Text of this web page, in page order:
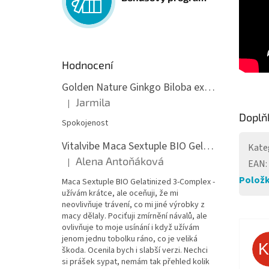
Hodnocení
Golden Nature Ginkgo Biloba extrakt 50:1 60mg, 100 kapslí
Hodnocení produktu je 5 z 5 hvězdiček.
| Jarmila
Spokojenost
Vitalvibe Maca Sextuple BIO Gelatinized 3-Complex, 60 kapslí
Hodnocení produktu je 5 z 5 hvězdiček.
| Alena Antoňáková
Maca Sextuple BIO Gelatinized 3-Complex -
užívám krátce, ale oceňuji, že mi
neovlivňuje trávení, co mi jiné výrobky z
macy dělaly. Pociťuji zmírnění návalů, ale
ovlivňuje to moje usínání i když užívám
jenom jednu tobolku ráno, co je veliká
škoda. Ocenila bych i slabší verzi. Nechci
si prášek sypat, nemám tak přehled kolik
EAN: